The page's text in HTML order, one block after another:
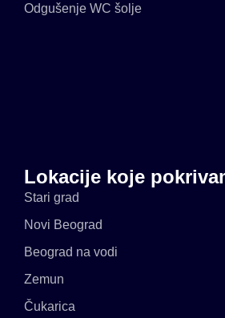
Odgušenje WC šolje
Lokacije koje
Stari grad
Novi Beograd
Beograd na vodi
Zemun
Čukarica